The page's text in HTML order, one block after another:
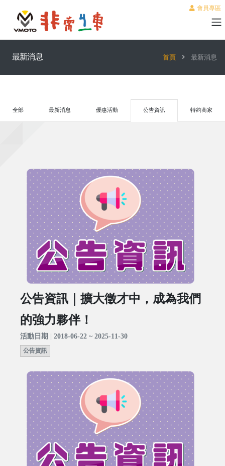
會員專區
最新消息 首頁 最新消息
全部 最新消息 優惠活動 公告資訊 特約商家
公告資訊｜擴大徵才中，成為我們
的強力夥伴！
活動日期 | 2018-06-22 ~ 2025-11-30
公告資訊